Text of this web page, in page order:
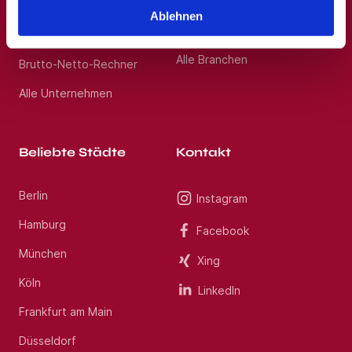
Ablehnen
Nutzungsbedingungen
Brutto-Netto-Rechner
Alle Unternehmen
Berufskraftfahrer,
Alle Branchen
Beliebte Städte
Berlin
Hamburg
München
Köln
Frankfurt am Main
Düsseldorf
Kontakt
Instagram
Facebook
Xing
LinkedIn